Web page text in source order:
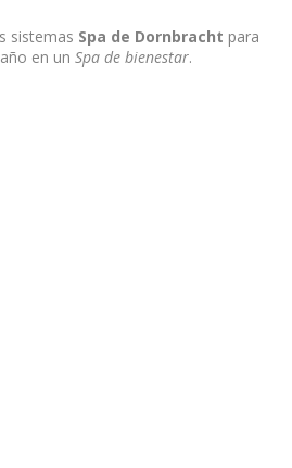
sistemas Spa de Dornbracht para
en unSpa de bienestar.